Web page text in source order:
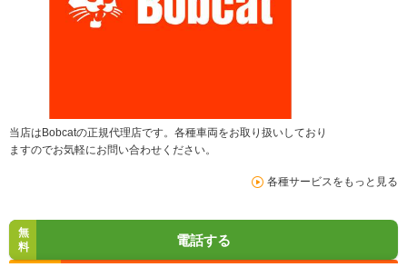
当店はBobcatの正規代理店です。各種車両をお取り扱いしており
ますのでお気軽にお問い合わせください。
各種サービスをもっと見る
無
料
電話する